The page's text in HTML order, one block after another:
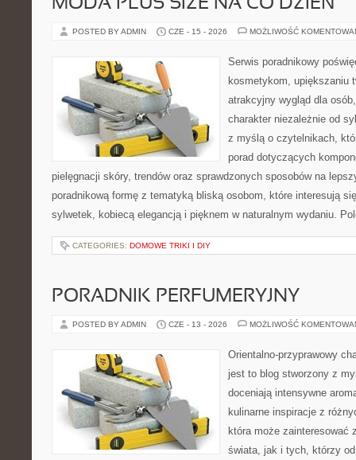
MODA PLUS SIZE NA CO DZIEŃ
POSTED BY ADMIN CZE - 15 - 2026 MOŻLIWOŚĆ
Serwis poradnikowy
kosmetykom, upiększaniu
atrakcyjny wygląd dla
charakter niezależnie od
z myślą o czytelnikach,
porad dotyczących
pielęgnacji skóry, trendów oraz sprawdzonych sposobów na
poradnikową formę z tematyką bliską osobom, które interesują
sylwetek, kobiecą elegancją i pięknem w naturalnym wydaniu.
CATEGORIES: DOMOWE TRIKI I DIY
PORADNIK PERFUMERYJNY
POSTED BY ADMIN CZE - 13 - 2026 MOŻLIWOŚĆ
Orientalno-przyprawowy
jest to blog stworzony z
doceniają intensywne
kulinarne inspiracje z
która może zainteresować
świata, jak i tych, którzy